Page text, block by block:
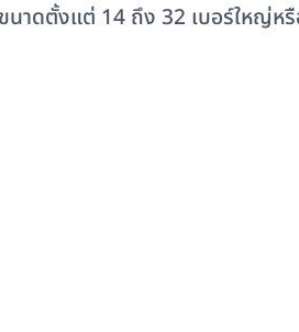
าดตั้งแต่ 14 ถึง 32 เบอร์ใหญ่ห